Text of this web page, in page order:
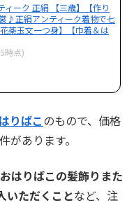
ィーク 正絹 【三歳】【作り
♪正絹アンティーク着物で七
薬玉文一つ身】【巾着＆は
時点)
りばこのもので、価格
があります。
はりばこの髪飾りまた
いただくことなど、注